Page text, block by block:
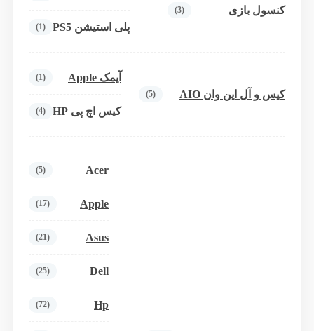
کنسول بازی (3)
پلی استیشن PS5 (1)
کیس و آل این وان AIO (5)
آیمک Apple (1)
کیس اچ پی HP (4)
Acer
(5)
Apple
(17)
Asus
(21)
Dell
(25)
Hp
(72)